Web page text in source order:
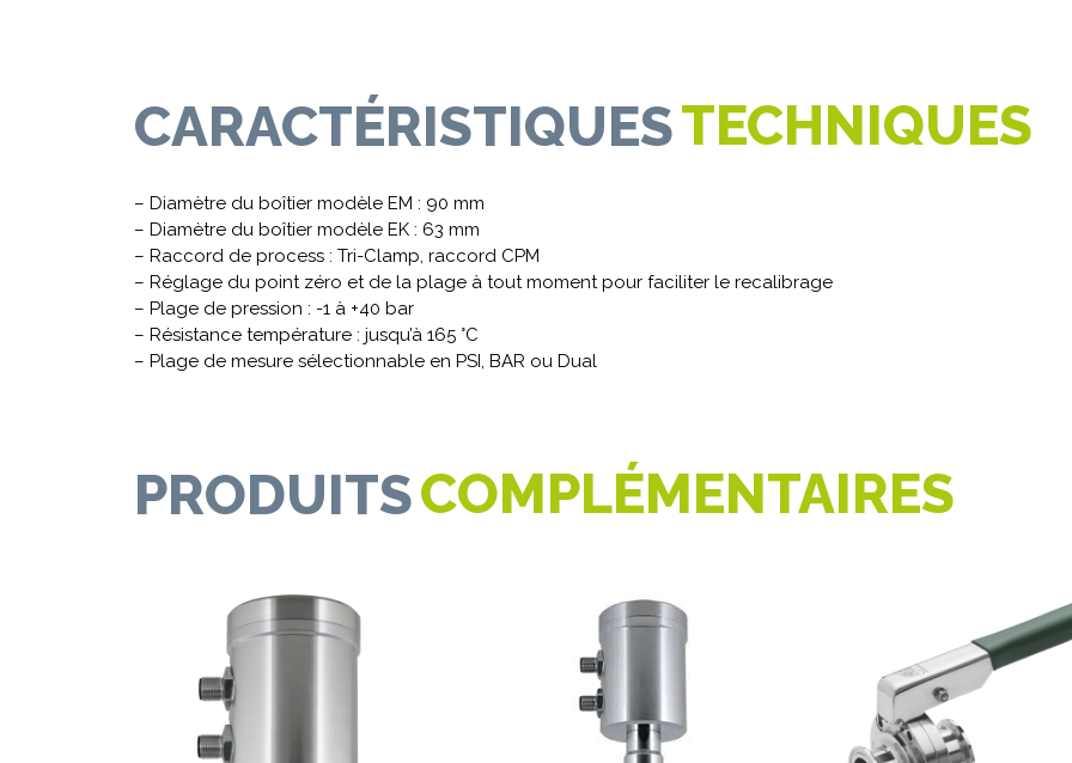
CARACTÉRISTIQUESTECHNIQUES
– Diamètre du boîtier modèle EM : 90 mm
– Diamètre du boîtier modèle EK : 63 mm
– Raccord de process : Tri-Clamp, raccord CPM
– Réglage du point zéro et de la plage à tout moment pour faciliter le recalibrage
– Plage de pression : -1 à +40 bar
– Résistance température : jusqu’à 165 °C
– Plage de mesure sélectionnable en PSI, BAR ou Dual
PRODUITSCOMPLÉMENTAIRES